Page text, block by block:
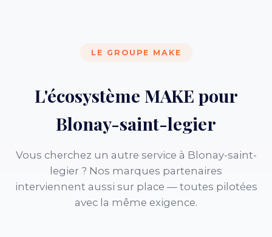
LE GROUPE MAKE
L'écosystème MAKE pour
Blonay-saint-legier
Vous cherchez un autre service à Blonay-saint-
legier ? Nos marques partenaires
interviennent aussi sur place — toutes pilotées
avec la même exigence.